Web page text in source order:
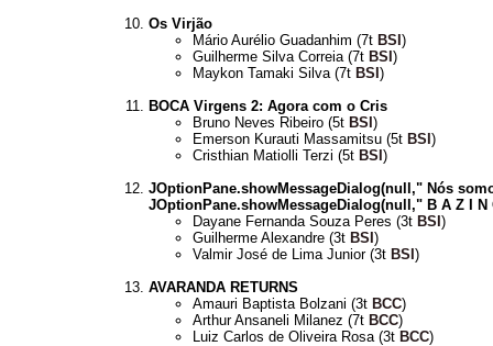
Os Virjão
Mário Aurélio Guadanhim (7t BSI )
Guilherme Silva Correia (7t BSI )
Maykon Tamaki Silva (7t BSI )
BOCA Virgens 2: Agora com o Cris
Bruno Neves Ribeiro (5t BSI )
Emerson Kurauti Massamitsu (5t BSI )
Cristhian Matiolli Terzi (5t BSI )
JOptionPane.showMessageDialog(null," Nós
JOptionPane.showMessageDialog(null," B A Z I N
Dayane Fernanda Souza Peres (3t BSI )
Guilherme Alexandre (3t BSI )
Valmir José de Lima Junior (3t BSI )
AVARANDA RETURNS
Amauri Baptista Bolzani (3t BCC)
Arthur Ansaneli Milanez (7t BCC)
Luiz Carlos de Oliveira Rosa (3t BCC)